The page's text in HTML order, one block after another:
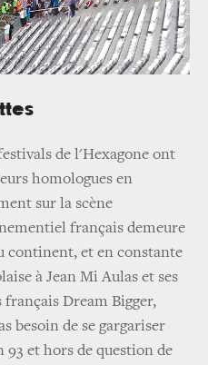
de l'Hexagone ont
homologues en
sur la scène
français demeure
continent, et en constante
à Jean Mi Aulas et ses
Dream Bigger,
besoin de se gargariser
93 et hors de question de